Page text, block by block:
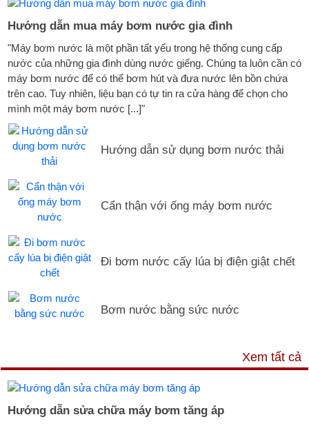
Hướng dẫn mua máy bơm nước gia đình
"Máy bơm nước là một phần tất yếu trong hệ thống cung cấp
nước của những gia đình dùng nước giếng. Chúng ta luôn cần có
máy bơm nước để có thể bơm hút và đưa nước lên bồn chứa
trên cao. Tuy nhiên, liệu bạn có tự tin ra cửa hàng để chọn cho
mình một máy bơm nước [...]"
Hướng dẫn sử dụng bơm nước thải
Cẩn thận với ống máy bơm nước
Đi bơm nước cấy lúa bị điện giật chết
Bơm nước bằng sức nước
Xem tất cả
Hướng dẫn sửa chữa máy bơm tăng áp